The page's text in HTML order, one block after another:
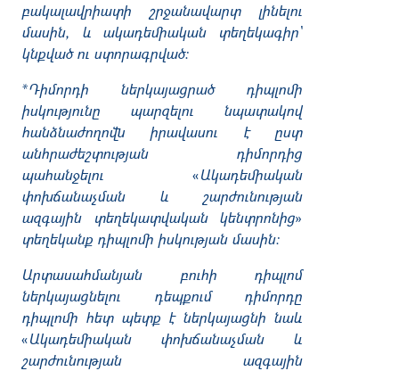
բակալավրիատի շրջանավարտ լինելու
մասին, և ակադեմիական տեղեկագիր՝
կնքված ու ստորագրված:
*Դիմորդի ներկայացրած դիպլոմի
իսկությունը պարզելու նպատակով
հանձնաժողովն իրավասու է ըստ
անհրաժեշտության դիմորդից
պահանջելու «Ակադեմիական
փոխճանաչման և շարժունության
ազգային տեղեկատվական կենտրոնից»
տեղեկանք դիպլոմի իսկության մասին:
Արտասահմանյան բուհի դիպլոմ
ներկայացնելու դեպքում դիմորդը
դիպլոմի հետ պետք է ներկայացնի նաև
«Ակադեմիական փոխճանաչման և
շարժունության ազգային